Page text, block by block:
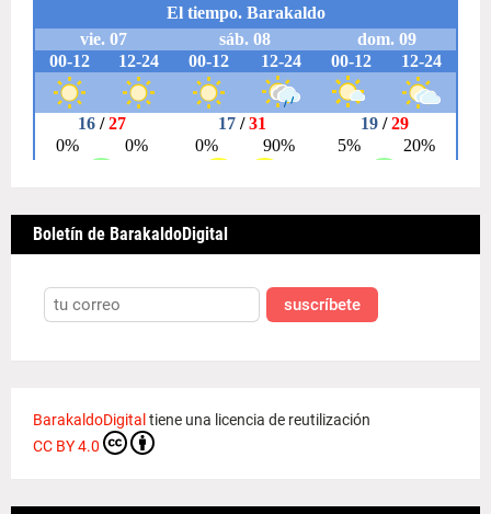
Boletín de BarakaldoDigital
suscríbete
BarakaldoDigital tiene una licencia de reutilización
CC BY 4.0